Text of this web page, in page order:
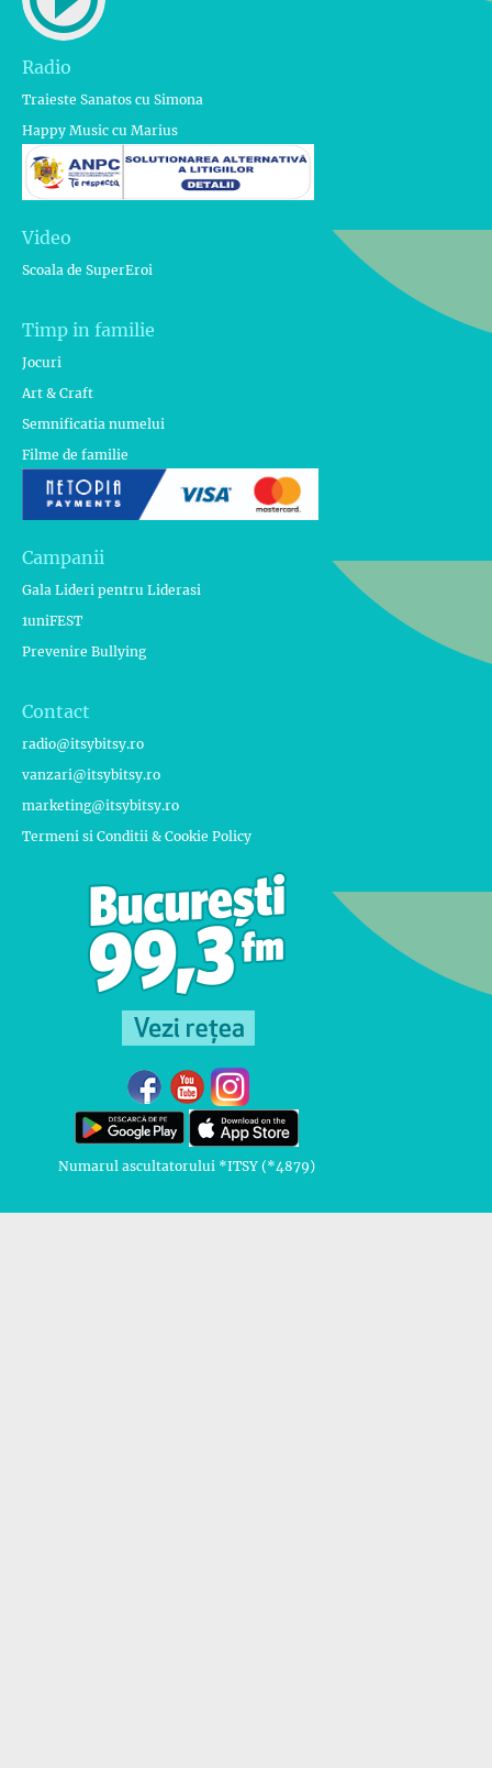
Radio
Traieste Sanatos cu Simona
Happy Music cu Marius
Video
Scoala de SuperEroi
Timp in familie
Jocuri
Art & Craft
Semnificatia numelui
Filme de familie
Campanii
Gala Lideri pentru Liderasi
1uniFEST
Prevenire Bullying
Contact
radio@itsybitsy.ro
vanzari@itsybitsy.ro
marketing@itsybitsy.ro
Termeni si Conditii & Cookie Policy
Numarul ascultatorului *ITSY (*4879)